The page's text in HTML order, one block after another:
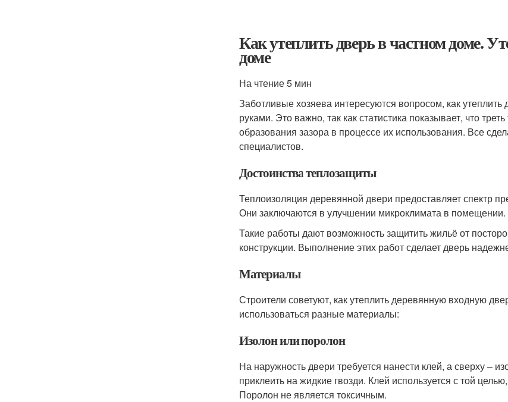
Как утеплить дверь в частном доме.
доме
На чтение 5 мин
Заботливые хозяева интересуются вопросом, как
руками. Это важно, так как статистика показывает, что
образования зазора в процессе их использования. Все
специалистов.
Достоинства теплозащиты
Теплоизоляция деревянной двери предоставляет спектр
Они заключаются в улучшении микроклимата в помещении.
Такие работы дают возможность защитить жильё от
конструкции. Выполнение этих работ сделает дверь
Материалы
Строители советуют, как утеплить деревянную входную
использоваться разные материалы:
Изолон или поролон
На наружность двери требуется нанести клей, а сверху –
приклеить на жидкие гвозди. Клей используется с той
Поролон не является токсичным.